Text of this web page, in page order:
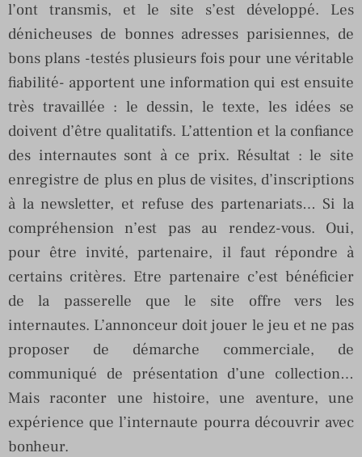
l’ont transmis, et le site s’est développé. Les
dénicheuses de bonnes adresses parisiennes, de
bons plans -testés plusieurs fois pour une véritable
fiabilité- apportent une information qui est ensuite
très travaillée : le dessin, le texte, les idées se
doivent d’être qualitatifs. L’attention et la confiance
des internautes sont à ce prix. Résultat : le site
enregistre de plus en plus de visites, d’inscriptions
à la newsletter, et refuse des partenariats… Si la
compréhension n’est pas au rendez-vous. Oui,
pour être invité, partenaire, il faut répondre à
certains critères. Etre partenaire c’est bénéficier
de la passerelle que le site offre vers les
internautes. L’annonceur doit jouer le jeu et ne pas
proposer de démarche commerciale, de
communiqué de présentation d’une collection…
Mais raconter une histoire, une aventure, une
expérience que l’internaute pourra découvrir avec
bonheur.